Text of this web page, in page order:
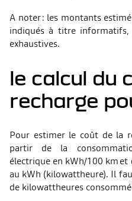
A noter : les montants
indiqués à titre
exhaustives.
le calcul du
recharge
Pour estimer le coût de la
partir de la
électrique en kWh/100 km et
au kWh (kilowattheure). Il
de kilowattheures